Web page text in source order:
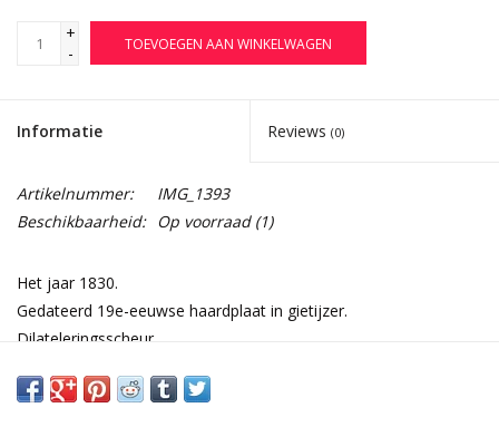
+
-
TOEVOEGEN AAN WINKELWAGEN
Informatie Reviews (0)
Artikelnummer:
IMG_1393
Beschikbaarheid: Op voorraad(1)
Het jaar 1830.
Gedateerd 19e-eeuwse haardplaat in gietijzer.
Dilateleringsscheur.
83 cm Vierkant 32,68 Inch